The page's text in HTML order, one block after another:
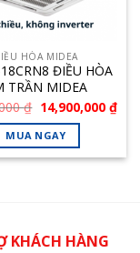
HÒA MIDEA
ĐIỀU HÒA
TRẦN MIDEA
18.000BTU
₫ Giá
gốc
là:
15,500,000 ₫.
14,900,000 ₫Giá
hiện
MUA NGAY
KHÁCH HÀNG